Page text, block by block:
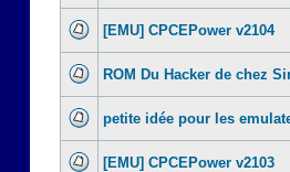
[EMU] CPCEPower v2104
ROM Du Hacker de chez
petite idée pour les
[EMU] CPCEPower v2103